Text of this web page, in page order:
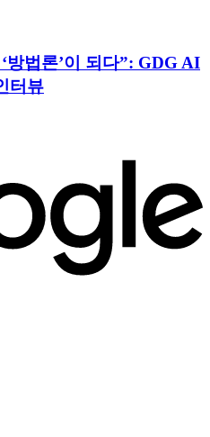
방법론’이 되다”: GDG AI
터뷰